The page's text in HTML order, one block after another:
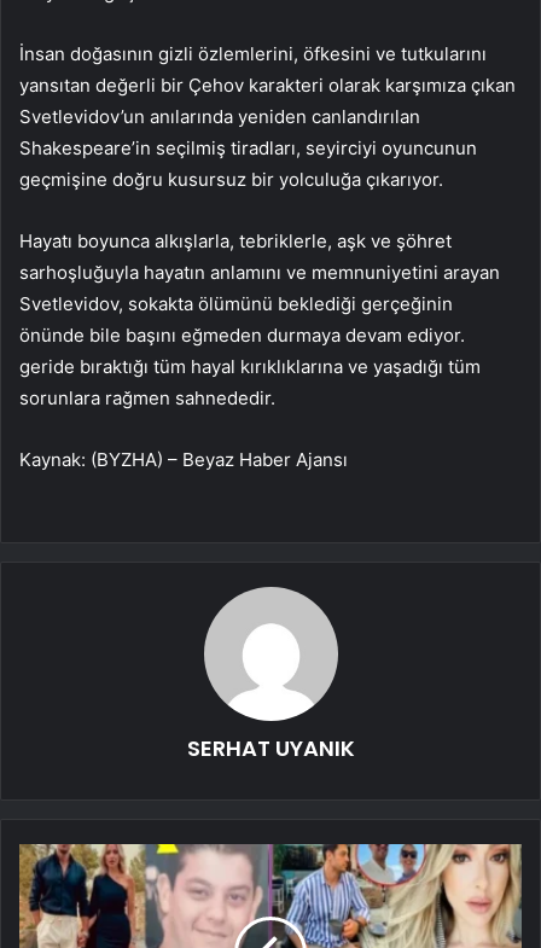
İnsan doğasının gizli özlemlerini, öfkesini ve tutkularını
yansıtan değerli bir Çehov karakteri olarak karşımıza çıkan
Svetlevidov’un anılarında yeniden canlandırılan
Shakespeare’in seçilmiş tiradları, seyirciyi oyuncunun
geçmişine doğru kusursuz bir yolculuğa çıkarıyor.
Hayatı boyunca alkışlarla, tebriklerle, aşk ve şöhret
sarhoşluğuyla hayatın anlamını ve memnuniyetini arayan
Svetlevidov, sokakta ölümünü beklediği gerçeğinin
önünde bile başını eğmeden durmaya devam ediyor.
geride bıraktığı tüm hayal kırıklıklarına ve yaşadığı tüm
sorunlara rağmen sahnededir.
Kaynak: (BYZHA) – Beyaz Haber Ajansı
SERHAT UYANIK